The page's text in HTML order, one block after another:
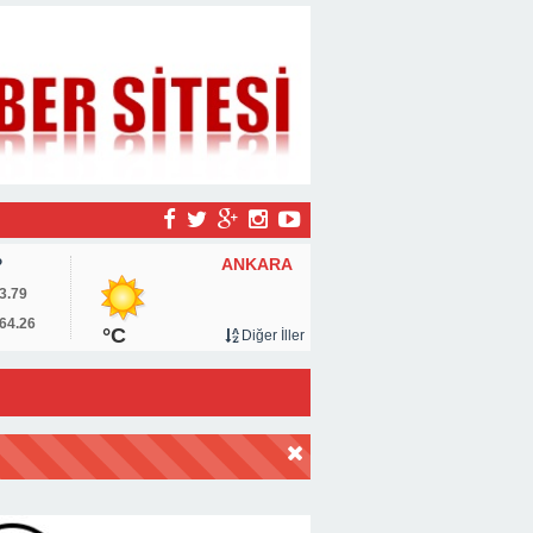
ANKARA
°C Diğer İller